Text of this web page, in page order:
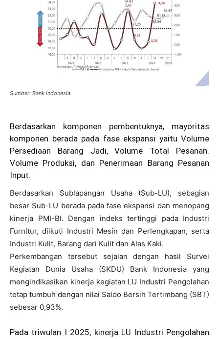
Sumber: Bank Indonesia
Berdasarkan komponen pembentuknya, mayoritas
komponen berada pada fase ekspansi yaitu Volume
Persediaan Barang Jadi, Volume Total Pesanan.
Volume Produksi, dan Penerimaan Barang Pesanan
Input.
Berdasarkan Sublapangan Usaha (Sub-LU), sebagian
besar Sub-LU berada pada fase ekspansi dan menopang
kinerja PMI-BI. Dengan indeks tertinggi pada Industri
Furnitur, diikuti Industri Mesin dan Perlengkapan, serta
Industri Kulit, Barang dari Kulit dan Alas Kaki.
Perkembangan tersebut sejalan dengan hasil Survei
Kegiatan Dunia Usaha (SKDU) Bank Indonesia yang
mengindikasikan kinerja kegiatan LU Industri Pengolahan
tetap tumbuh dengan nilai Saldo Bersih Tertimbang (SBT)
sebesar 0,93%.
Pada triwulan I 2025, kinerja LU Industri Pengolahan